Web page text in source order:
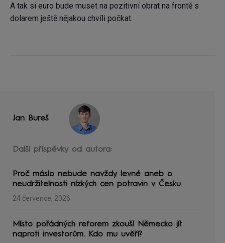
A tak si euro bude muset na pozitivní obrat na frontě s
dolarem ještě nějakou chvíli počkat.
Jan Bureš
Další příspěvky od autora:
Proč máslo nebude navždy levné aneb o
neudržitelnosti nízkých cen potravin v Česku
24 července, 2026
Místo pořádných reforem zkouší Německo jít
naproti investorům. Kdo mu uvěří?